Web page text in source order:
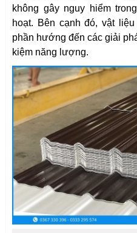
không gây nguy hiểm
hoạt. Bên cạnh đó, vật
phần hướng đến các giải
kiệm năng lượng.